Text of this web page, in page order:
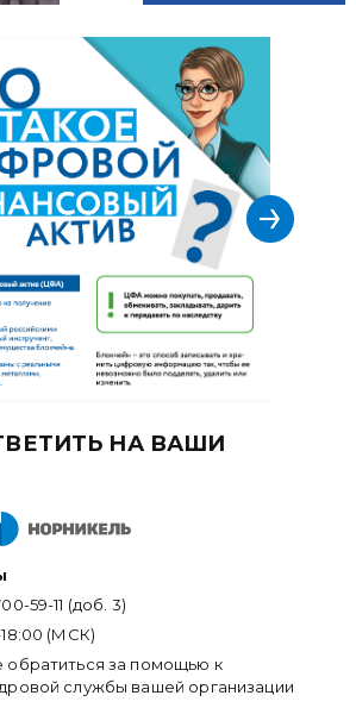
НА ВАШИ
59-11 (доб. 3)
(МСК)
за помощью к
службы вашей организации